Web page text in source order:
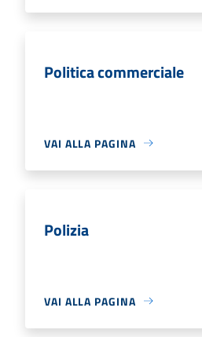
Politica commerciale
VAI ALLA PAGINA
Polizia
VAI ALLA PAGINA